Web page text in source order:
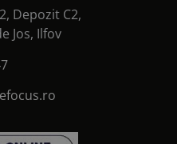
Depozit C2,
Jos, Ilfov